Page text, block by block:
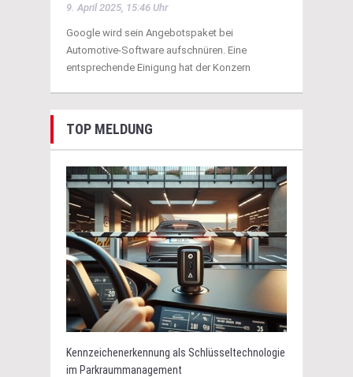
9. April 2025, 15:46 Uhr
Google wird sein Angebotspaket bei
Automotive-Software aufschnüren. Eine
entsprechende Einigung hat der Konzern
TOP MELDUNG
Kennzeichenerkennung als Schlüsseltechnologie
im Parkraummanagement